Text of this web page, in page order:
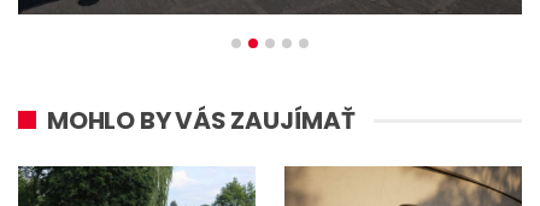
MOHLO BY VÁS ZAUJÍMAŤ